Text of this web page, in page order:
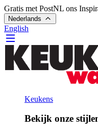
Gratis met PostNL ons
Nederlands
English
Keukens
Bekijk onze